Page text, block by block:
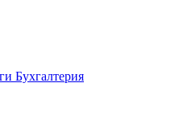
Бухгалтерия